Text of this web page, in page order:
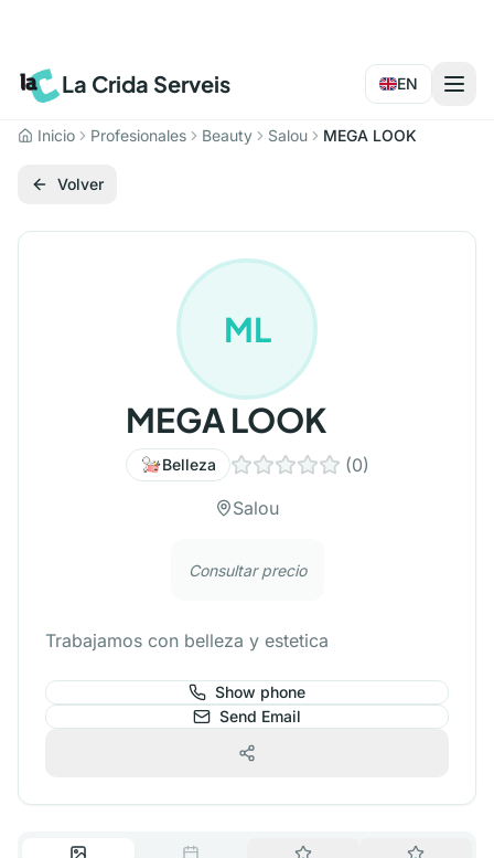
La Crida Serveis EN
Inicio Profesionales Beauty Salou MEGA LOOK
Volver
ML
MEGA LOOK
Belleza (0)
Salou
Consultar precio
Trabajamos con belleza y estetica
Show phone
Send Email